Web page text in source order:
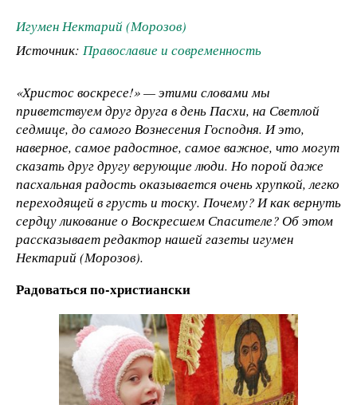
Игумен Нектарий (Морозов)
Источник: Православие и современность
«Христос воскресе!» — этими словами мы
приветствуем друг друга в день Пасхи, на Светлой
седмице, до самого Вознесения Господня. И это,
наверное, самое радостное, самое важное, что могут
сказать друг другу верующие люди. Но порой даже
пасхальная радость оказывается очень хрупкой, легко
переходящей в грусть и тоску. Почему? И как вернуть
сердцу ликование о Воскресшем Спасителе? Об этом
рассказывает редактор нашей газеты игумен
Нектарий (Морозов).
Радоваться по-христиански